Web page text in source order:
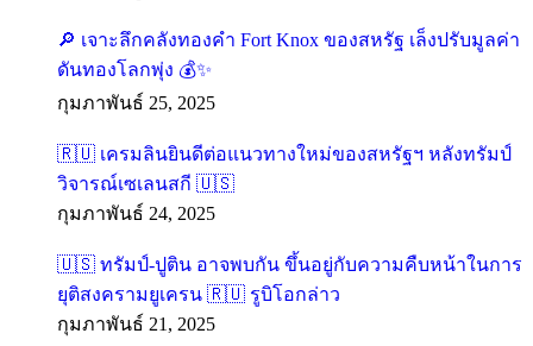
🔎 เจาะลึกคลังทองคำ Fort Knox ของสหรัฐ เล็งปรับมูลค่า
ดันทองโลกพุ่ง 💰✨
กุมภาพันธ์ 25, 2025
🇷🇺 เครมลินยินดีต่อแนวทางใหม่ของสหรัฐฯ หลังทรัมป์
วิจารณ์เซเลนสกี 🇺🇸
กุมภาพันธ์ 24, 2025
🇺🇸 ทรัมป์-ปูติน อาจพบกัน ขึ้นอยู่กับความคืบหน้าในการ
ยุติสงครามยูเครน 🇷🇺 รูบิโอกล่าว
กุมภาพันธ์ 21, 2025